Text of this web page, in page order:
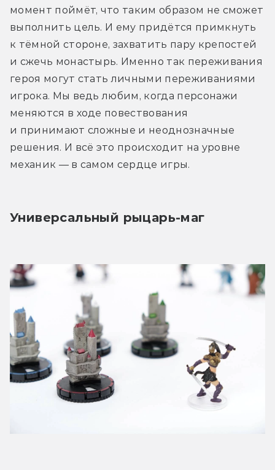
момент поймёт, что таким образом не сможет
выполнить цель. И ему придётся примкнуть
к тёмной стороне, захватить пару крепостей
и сжечь монастырь. Именно так переживания
героя могут стать личными переживаниями
игрока. Мы ведь любим, когда персонажи
меняются в ходе повествования
и принимают сложные и неоднозначные
решения. И всё это происходит на уровне
механик — в самом сердце игры.
Универсальный рыцарь-маг